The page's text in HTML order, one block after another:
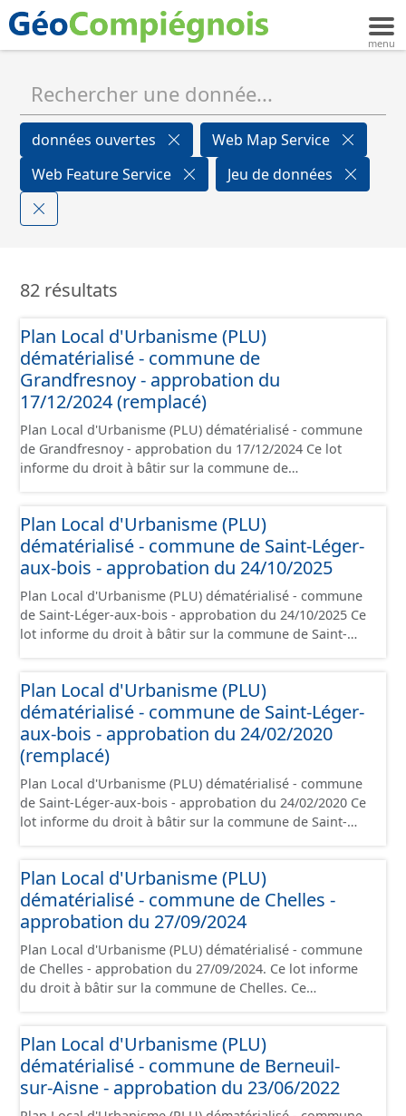
données ouvertes
Web Map Service
Web Feature Service
Jeu de données
82 résultats
Plan Local d'Urbanisme (PLU)
dématérialisé - commune de
Grandfresnoy - approbation du
17/12/2024 (remplacé)
Plan Local d'Urbanisme (PLU) dématérialisé - commune
de Grandfresnoy - approbation du 17/12/2024 Ce lot
informe du droit à bâtir sur la commune de
contient les pièces administratives, le rapport de
présentation, le PADD, le règlement (à l'exception des
plans de zonages), les annexes, les orientations
d'aménagement et les données géographiques. Malgré
l'attention portée à la création de ces données, il est
rappelé que seuls les documents papier font foi et sont
opposables d'un point de vue juridique.
Plan Local d'Urbanisme (PLU)
dématérialisé - commune de Saint-Léger-
aux-bois - approbation du 24/10/2025
Plan Local d'Urbanisme (PLU) dématérialisé - commune
de Saint-Léger-aux-bois - approbation du 24/10/2025 Ce
lot informe du droit à bâtir sur la commune de Saint-
contient les pièces administratives, le rapport de
présentation, le PADD, le règlement (à l'exception des
plans de zonages), les annexes, les orientations
d'aménagement et les données géographiques. Malgré
l'attention portée à la création de ces données, il est
rappelé que seuls les documents papier font foi et sont
opposables d'un point de vue juridique.
Plan Local d'Urbanisme (PLU)
dématérialisé - commune de Saint-Léger-
aux-bois - approbation du 24/02/2020
(remplacé)
Plan Local d'Urbanisme (PLU) dématérialisé - commune
de Saint-Léger-aux-bois - approbation du 24/02/2020 Ce
lot informe du droit à bâtir sur la commune de Saint-
contient les pièces administratives, le rapport de
présentation, le PADD, le règlement (à l'exception des
plans de zonages), les annexes, les orientations
d'aménagement et les données géographiques. Malgré
l'attention portée à la création de ces données, il est
rappelé que seuls les documents papier font foi et sont
opposables d'un point de vue juridique.
Plan Local d'Urbanisme (PLU)
dématérialisé - commune de Chelles -
approbation du 27/09/2024
Plan Local d'Urbanisme (PLU) dématérialisé - commune
de Chelles - approbation du 27/09/2024. Ce lot informe
du droit à bâtir sur la commune de Chelles. Ce
administratives, le rapport de présentation, le PADD, le
règlement (à l'exception des plans de zonages), les
annexes, les orientations d'aménagement et les données
Plan Local d'Urbanisme (PLU)
dématérialisé - commune de Berneuil-
sur-Aisne - approbation du 23/06/2022